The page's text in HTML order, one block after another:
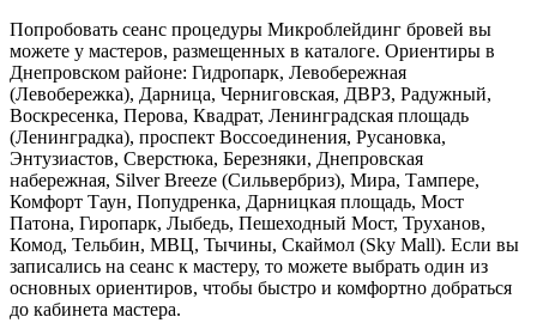
Попробовать сеанс процедуры Микроблейдинг бровей вы
можете у мастеров, размещенных в каталоге. Ориентиры в
Днепровском районе: Гидропарк, Левобережная
(Левобережка), Дарница, Черниговская, ДВРЗ, Радужный,
Воскресенка, Перова, Квадрат, Ленинградская площадь
(Ленинградка), проспект Воссоединения, Русановка,
Энтузиастов, Сверстюка, Березняки, Днепровская
набережная, Silver Breeze (Сильвербриз), Мира, Тампере,
Комфорт Таун, Попудренка, Дарницкая площадь, Мост
Патона, Гиропарк, Лыбедь, Пешеходный Мост, Труханов,
Комод, Тельбин, МВЦ, Тычины, Скаймол (Sky Mall). Если вы
записались на сеанс к мастеру, то можете выбрать один из
основных ориентиров, чтобы быстро и комфортно добраться
до кабинета мастера.